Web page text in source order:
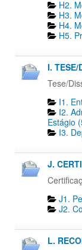
H2.
H3.
H4.
H5.
I. TESE/
Tese/
I1.
I2.
Estágio
I3.
J.
J1.
J2.
L.